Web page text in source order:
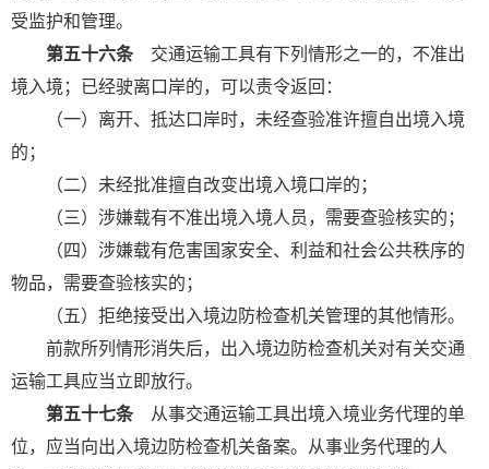
受监护和管理。
第五十六条 交通运输工具有下列情形之一的，不准出
境入境；已经驶离口岸的，可以责令返回：
（一）离开、抵达口岸时，未经查验准许擅自出境入境
的；
（二）未经批准擅自改变出境入境口岸的；
（三）涉嫌载有不准出境入境人员，需要查验核实的；
（四）涉嫌载有危害国家安全、利益和社会公共秩序的
物品，需要查验核实的；
（五）拒绝接受出入境边防检查机关管理的其他情形。
前款所列情形消失后，出入境边防检查机关对有关交通
运输工具应当立即放行。
第五十七条从事交通运输工具出境入境业务代理的单
位，应当向出入境边防检查机关备案。从事业务代理的人